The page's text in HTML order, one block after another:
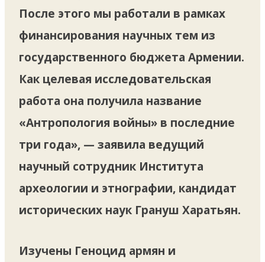
После этого мы работали в рамках
финансирования научных тем из
государственного бюджета Армении.
Как целевая исследовательская
работа она получила название
«Антропология войны» в последние
три года», — заявила ведущий
научный сотрудник Института
археологии и этнографии, кандидат
исторических наук Грануш Харатьян.
Изучены Геноцид армян и